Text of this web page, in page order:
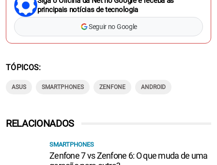
principais notícias de tecnologia
Seguir no Google
TÓPICOS
ASUS SMARTPHONES ZENFONE ANDROID
RELACIONADOS
SMARTPHONES
Zenfone 7 vs Zenfone 6: O que muda de uma